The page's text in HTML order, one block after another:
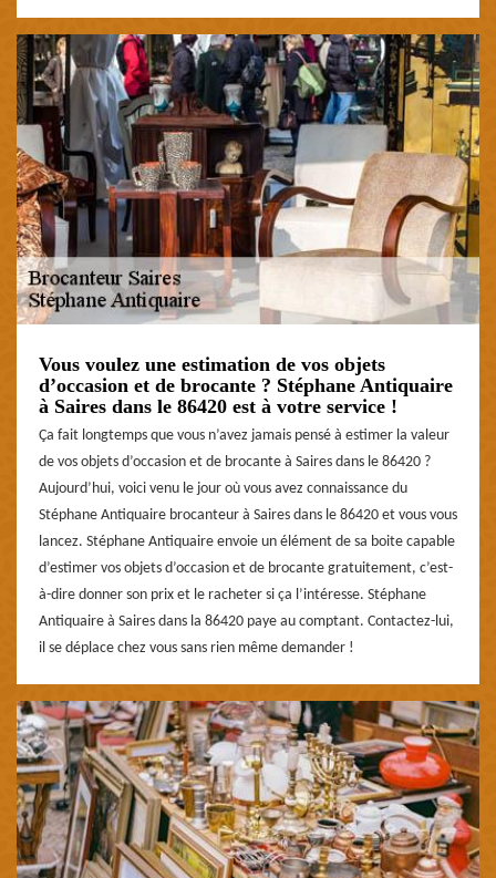
Vous voulez une estimation de vos objets
d’occasion et de brocante ? Stéphane Antiquaire
à Saires dans le 86420 est à votre service !
Ça fait longtemps que vous n’avez jamais pensé à estimer la valeur
de vos objets d’occasion et de brocante à Saires dans le 86420 ?
Aujourd’hui, voici venu le jour où vous avez connaissance du
Stéphane Antiquaire brocanteur à Saires dans le 86420 et vous vous
lancez. Stéphane Antiquaire envoie un élément de sa boite capable
d’estimer vos objets d’occasion et de brocante gratuitement, c’est-
à-dire donner son prix et le racheter si ça l’intéresse. Stéphane
Antiquaire à Saires dans la 86420 paye au comptant. Contactez-lui,
il se déplace chez vous sans rien même demander !